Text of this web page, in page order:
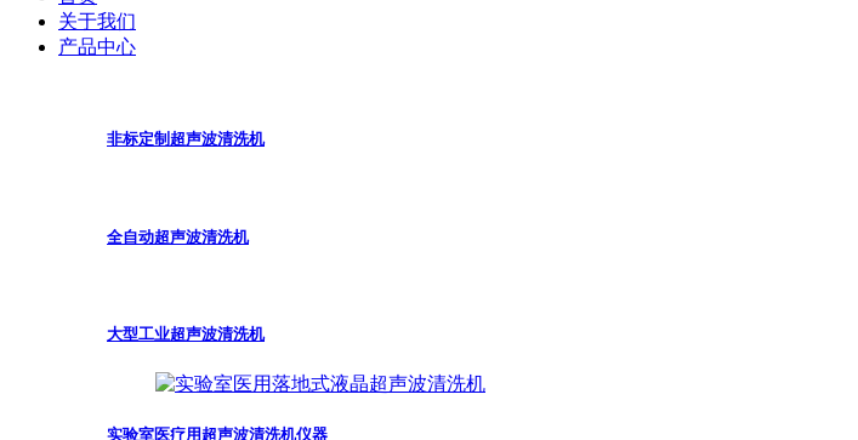
关于我们
产品中心
非标定制超声波清洗机
全自动超声波清洗机
大型工业超声波清洗机
实验室医疗用超声波清洗机仪器